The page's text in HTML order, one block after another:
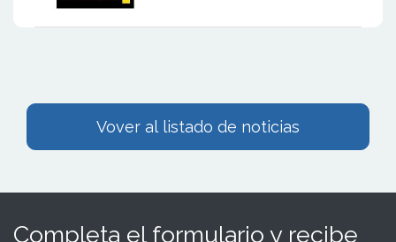
Vover al listado de noticias
Completa el formulario y recibe